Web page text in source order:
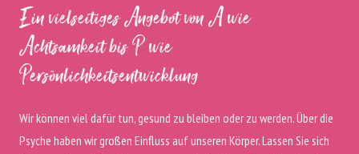
Ein vielseitiges Angebot von A wie
Achtsamkeit bis P wie
Persönlichkeitsentwicklung
Wir können viel dafür tun, gesund zu bleiben oder zu werden. Über die
Psyche haben wir großen Einfluss auf unseren Körper. Lassen Sie sich